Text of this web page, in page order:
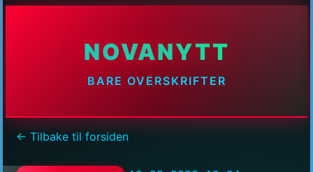
NOVANYTT
BARE OVERSKRIFTER
← Tilbake til forsiden